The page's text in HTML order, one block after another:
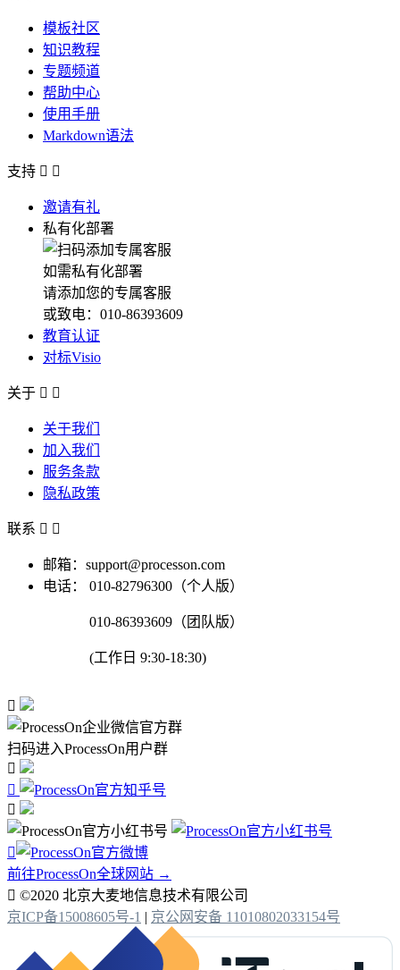
模板社区
知识教程
专题频道
帮助中心
使用手册
Markdown语法
支持  
邀请有礼
私有化部署
如需私有化部署
请添加您的专属客服
或致电：010-86393609
教育认证
对标Visio
关于  
关于我们
加入我们
服务条款
隐私政策
联系  
邮箱：support@processon.com
电话：
010-82796300（个人版）
010-86393609（团队版）
(工作日 9:30-18:30)

扫码进入ProcessOn用户群




前往ProcessOn全球网站 →
 ©2020 北京大麦地信息技术有限公司
京ICP备15008605号-1 | 京公网安备 11010802033154号